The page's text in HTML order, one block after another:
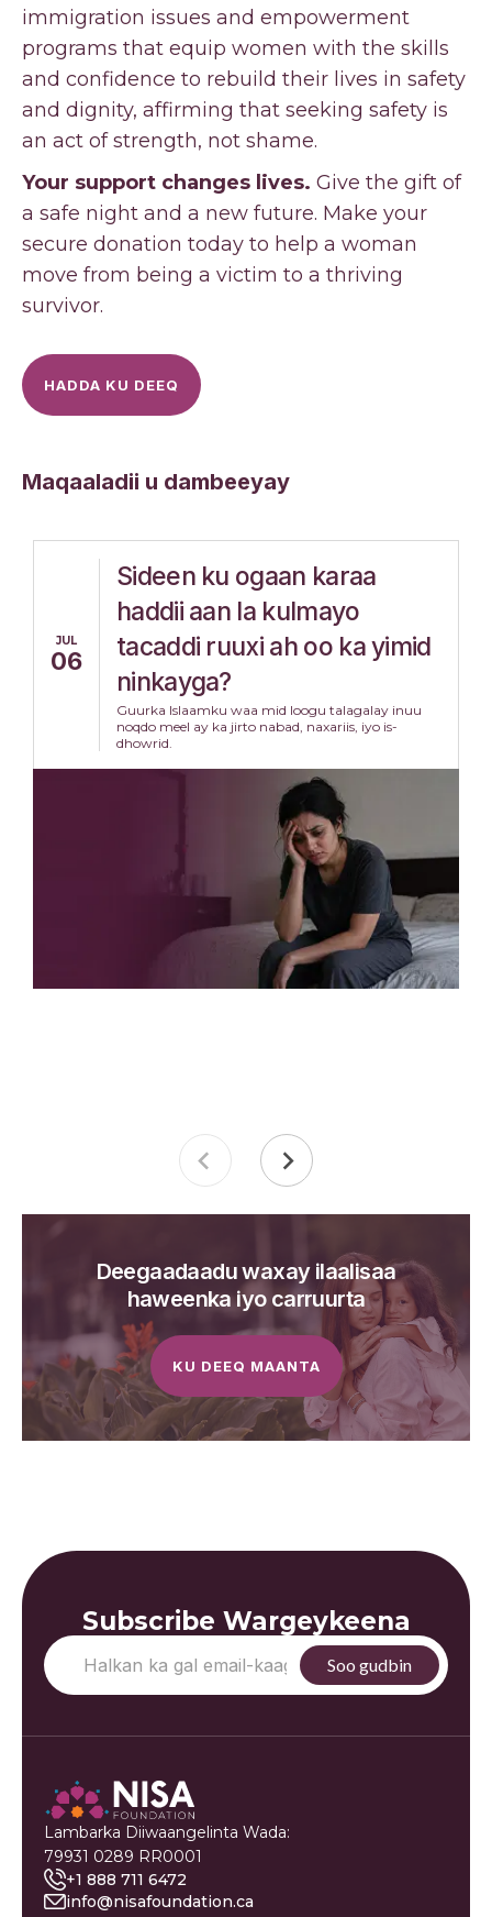
immigration issues and empowerment
programs that equip women with the skills
and confidence to rebuild their lives in safety
and dignity, affirming that seeking safety is
an act of strength, not shame.
Your support changes lives. Give the gift of
a safe night and a new future. Make your
secure donation today to help a woman
move from being a victim to a thriving
survivor.
HADDA KU DEEQ
Maqaaladii u dambeeyay
JUL
06
Sideen ku ogaan karaa
haddii aan la kulmayo
tacaddi ruuxi ah oo ka yimid
ninkayga?
Guurka Islaamku waa mid loogu talagalay inuu
noqdo meel ay ka jirto nabad, naxariis, iyo is-
dhowrid.
Deegaadaadu waxay ilaalisaa
haweenka iyo carruurta
KU DEEQ MAANTA
Subscribe Wargeykeena
Lambarka Diiwaangelinta Wada:
79931 0289 RR0001
+1 888 711 6472
info@nisafoundation.ca